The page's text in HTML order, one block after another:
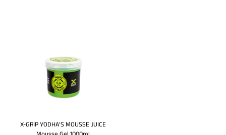
X-GRIP YODHA’S MOUSSE JUICE